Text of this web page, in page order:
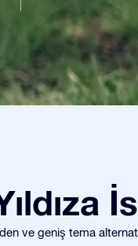
ve geniş tema